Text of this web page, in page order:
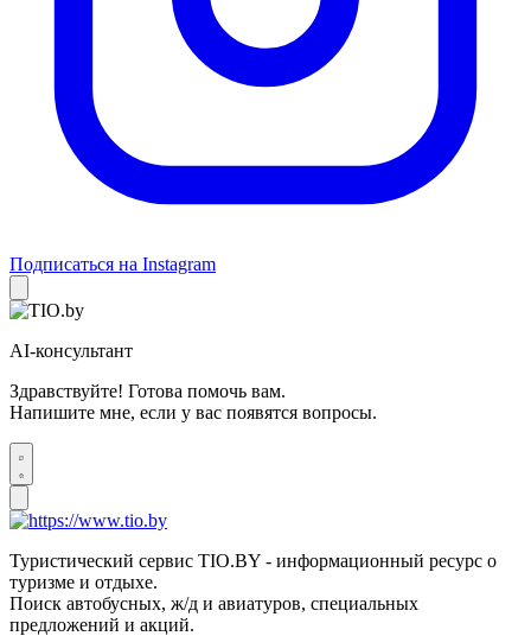
Подписаться на Instagram
AI-консультант
Здравствуйте! Готова помочь вам.
Напишите мне, если у вас появятся вопросы.
Туристический сервис TIO.BY - информационный ресурс о
туризме и отдыхе.
Поиск автобусных, ж/д и авиатуров, специальных
предложений и акций.